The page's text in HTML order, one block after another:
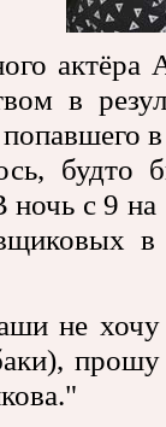
актёра
в
будто
с 9
хочу и